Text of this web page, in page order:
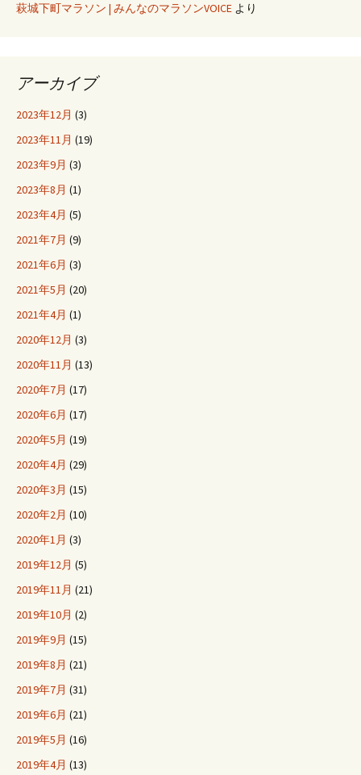
萩城下町マラソン | みんなのマラソンVOICE より
アーカイブ
2023年12月 (3)
2023年11月 (19)
2023年9月 (3)
2023年8月 (1)
2023年4月 (5)
2021年7月 (9)
2021年6月 (3)
2021年5月 (20)
2021年4月 (1)
2020年12月 (3)
2020年11月 (13)
2020年7月 (17)
2020年6月 (17)
2020年5月 (19)
2020年4月 (29)
2020年3月 (15)
2020年2月 (10)
2020年1月 (3)
2019年12月 (5)
2019年11月 (21)
2019年10月 (2)
2019年9月 (15)
2019年8月 (21)
2019年7月 (31)
2019年6月 (21)
2019年5月 (16)
2019年4月 (13)